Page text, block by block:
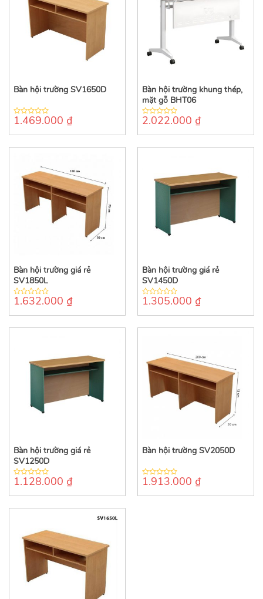
Bàn hội trường SV1650D
0
of
1.469.000 ₫
Bàn hội trường khung thép,
mặt gỗ BHT06
0
of
2.022.000 ₫
Bàn hội trường giá rẻ
SV1850L
0
of
1.632.000 ₫
Bàn hội trường giá rẻ
SV1450D
0
of
1.305.000 ₫
Bàn hội trường giá rẻ
SV1250D
0
of
1.128.000 ₫
Bàn hội trường SV2050D
0
of
1.913.000 ₫